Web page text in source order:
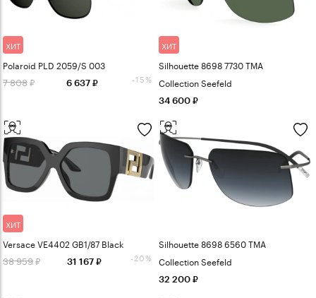
ХИТ
Polaroid PLD 2059/S 003
7 808 6 637 -15%
ХИТ
Silhouette 8698 7730 TMA
Collection Seefeld
34 600
ХИТ
Versace VE4402 GB1/87 Black
38 959 31 167 -20%
Silhouette 8698 6560 TMA
Collection Seefeld
32 200